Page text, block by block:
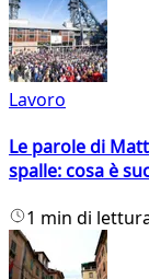
Lavoro
Le parole di
spalle: cosa è
1 min di